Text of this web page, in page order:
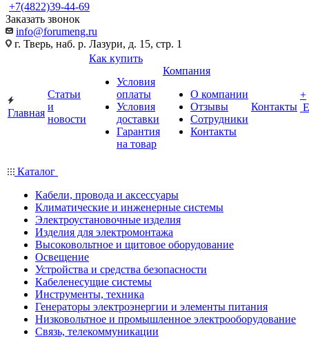
+7(4822)39-44-69
Заказать звонок
info@forumeng.ru
г. Тверь, наб. р. Лазури, д. 15, стр. 1
Главная
Статьи
и
новости
Как купить
Условия
оплаты
Условия
доставки
Гарантия
на товар
Компания
О компании
Отзывы
Сотрудники
Контакты
Контакты
+
Каталог
Кабели, провода и аксессуары
Климатические и инженерные системы
Электроустановочные изделия
Изделия для электромонтажа
Высоковольтное и щитовое оборудование
Освещение
Устройства и средства безопасности
Кабеленесущие системы
Инструменты, техника
Генераторы электроэнергии и элементы питания
Низковольтное и промышленное электрооборудование
Связь, телекоммуникации